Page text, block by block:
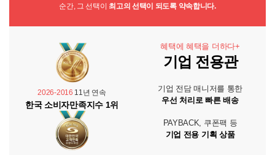
순간, 그 선택이 최고의 선택이 되도록 약속합니다.
2026-2016 11년 연속
한국 소비자만족지수 1위
혜택에 혜택을 더하다+
기업 전용관
기업 전담 매니저를 통한
우선 처리로 빠른 배송
PAYBACK, 쿠폰팩 등
기업 전용 기획 상품